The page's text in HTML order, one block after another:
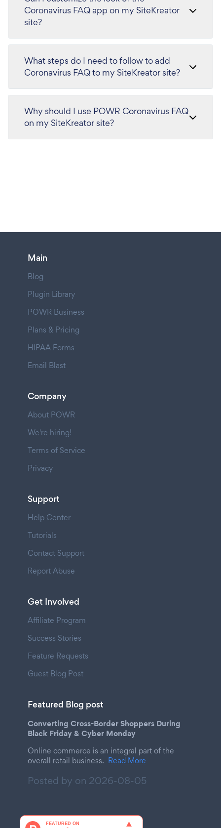
Coronavirus FAQ app on my SiteKreator
site?
What steps do I need to follow to add
Coronavirus FAQ to my SiteKreator site?
Why should I use POWR Coronavirus FAQ
on my SiteKreator site?
Main
Blog
Plugin Library
POWR Business
Plans & Pricing
HIPAA Forms
Email Blast
Company
About POWR
We're hiring!
Terms of Service
Privacy
Support
Help Center
Tutorials
Contact Support
Report Abuse
Get Involved
Affiliate Program
Success Stories
Feature Requests
Guest Blog Post
Featured Blog post
Converting Cross-Border Shoppers During
Black Friday & Cyber Monday
Online commerce is an integral part of the
overall retail business. Read More
Posted by on 2026-08-05